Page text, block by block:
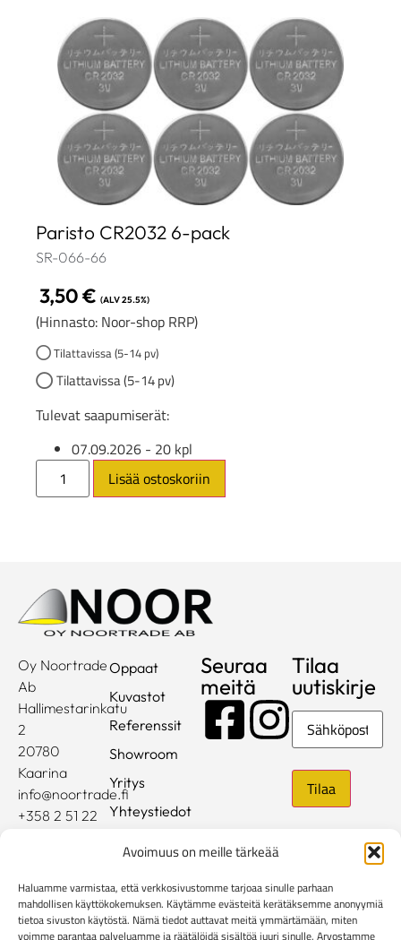
Avoimuus on meille tärkeää
Haluamme varmistaa, että verkkosivustomme tarjoaa sinulle parhaan
mahdollisen käyttökokemuksen. Käytämme evästeitä kerätäksemme anonyymiä
tietoa sivuston käytöstä. Nämä tiedot auttavat meitä ymmärtämään, miten
voimme parantaa palveluamme ja räätälöidä sisältöä juuri sinulle. Arvostamme
Paristo CR2032 6-pack
SR-066-66
3,50€ (ALV 25.5%)
(Hinnasto: Noor-shop RRP)
Tilattavissa (5-14 pv)
Tilattavissa (5-14 pv)
Tulevat saapumiserät:
07.09.2026 - 20 kpl
Lisää ostoskoriin
Oy Noortrade
Ab
Hallimestarinkatu
2
20780
Kaarina
info@noortrade.fi
+358 2 51 22
Oppaat
Kuvastot
Referenssit
Showroom
Yritys
Yhteystiedot
Mediapankki
Seuraa
meitä
Tilaa
uutiskirje
Sähköposti